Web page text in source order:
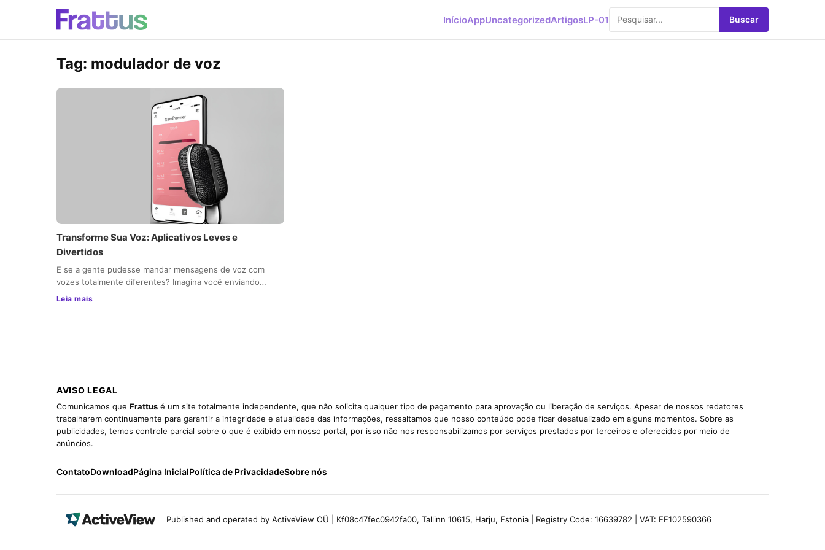
InícioAppUncategorizedArtigosLP-01 Buscar
Tag: modulador de voz
Transforme Sua Voz: Aplicativos Leves e
Divertidos
E se a gente pudesse mandar mensagens de voz com
vozes totalmente diferentes? Imagina você enviando…
Leia mais
AVISO LEGAL
Comunicamos que Frattus é um site totalmente independente, que não solicita qualquer tipo de pagamento para aprovação ou liberação de serviços. Apesar de nossos redatores
trabalharem continuamente para garantir a integridade e atualidade das informações, ressaltamos que nosso conteúdo pode ficar desatualizado em alguns momentos. Sobre as
publicidades, temos controle parcial sobre o que é exibido em nosso portal, por isso não nos responsabilizamos por serviços prestados por terceiros e oferecidos por meio de
anúncios.
ContatoDownloadPágina InicialPolítica de PrivacidadeSobre nós
Published and operated by ActiveView OÜ | Kf08c47fec0942fa00, Tallinn 10615, Harju, Estonia | Registry Code: 16639782 | VAT: EE102590366